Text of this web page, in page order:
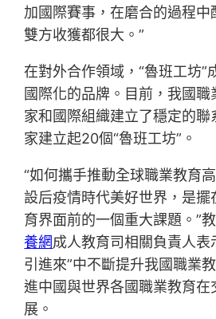
加國際賽事，在磨合的過程中
雙方收獲都很大。”
在對外合作領域，“魯班工坊”
國際化的品牌。目前，我國職
家和國際組織建立了穩定的聯
家建立起20個“魯班工坊”。
“如何攜手推動全球職業教育
設后疫情時代美好世界，是擺
育界面前的一個重大課題。”
養網成人教育司相關負責人表
引進來”中不斷提升我國職業
進中國與世界各國職業教育在
展。